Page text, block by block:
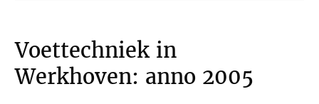
Voettechniek in
Werkhoven: anno 2005